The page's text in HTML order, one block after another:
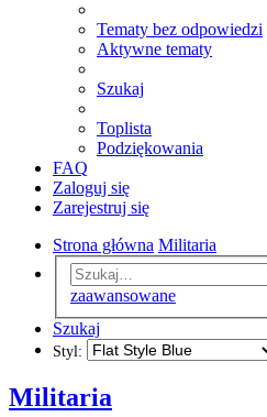
Tematy bez odpowiedzi
Aktywne tematy
Szukaj
Toplista
Podziękowania
FAQ
Zaloguj się
Zarejestruj się
Strona główna Militaria
zaawansowane
Szukaj
Styl:
Militaria